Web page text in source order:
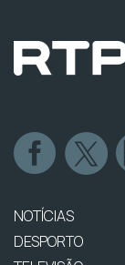
NOTÍCIAS
DESPORTO